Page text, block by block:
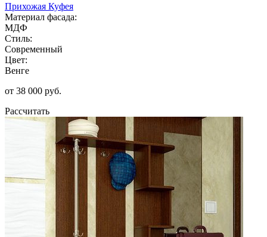
Прихожая Куфея
Материал фасада:
МДФ
Стиль:
Современный
Цвет:
Венге
от 38 000 руб.
Рассчитать